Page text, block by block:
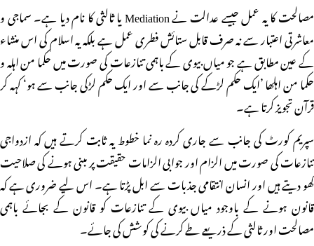
مصالحت کا یہ عمل جیسے عدالت نے Mediation یا ثالثی کا نام دیا ہے۔ سماجی و
معاشرتی اعتبار سے نہ صرف قابل ستائش فطری عمل ہے بلکہ یہ اسلام کی اس منشاء
کے عین مطابق ہے جو میاں بیوی کے باہمی تنازعات کی صورت میں حکما من اہلہ و
حکما من اہلھا ’ایک حکم لڑکے کی جانب سے اور ایک حکم لڑکی جانب سے ہو‘ کہہ کر
قرآن تجویز کرتا ہے۔
سپریم کورٹ کی جانب سے جاری کردہ رہ نما خطوط یہ ثابت کرتے ہیں کہ ازدواجی
تنازعات کی صورت میں الزام اور جوابی الزامات حقیقت پر مبنی ہونے کی صلاحیت
کھو دیتے ہیں اور انسان انتقامی جذبات سے ابل پڑتا ہے۔ اس لیے ضروری ہے کہ
قانون ہونے کے باوجود میاں بیوی کے تنازعات کو قانون کے بجائے باہمی
مصالحت اور ثالثی کے ذریعے طے کرنے کی کوشش کی جائے۔